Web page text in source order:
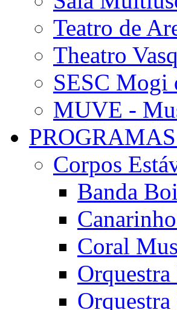
Teatro de
Theatro
SESC Mogi
MUVE -
Corpos
Banda
Coral